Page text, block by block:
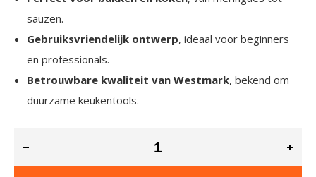
sauzen.
Gebruiksvriendelijk ontwerp, ideaal voor beginners
en professionals.
Betrouwbare kwaliteit van Westmark, bekend om
duurzame keukentools.